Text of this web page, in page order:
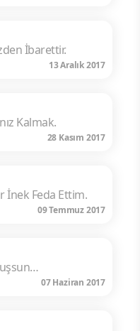
İbarettir.
13 Aralık 2017
Kalmak.
28 Kasım 2017
İnek Feda Ettim.
09 Temmuz 2017
07 Haziran 2017